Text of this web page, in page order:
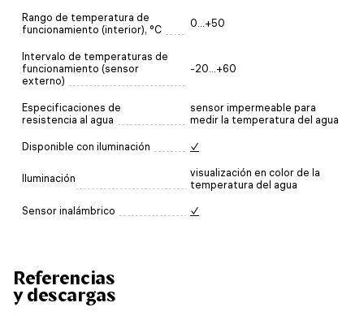
Rango de temperatura de
funcionamiento (interior), °C
0...+50
Intervalo de temperaturas de
funcionamiento (sensor
externo)
-20...+60
Especificaciones de
resistencia al agua
sensor impermeable para
medir la temperatura del agua
Disponible con iluminación ✓
Iluminación
visualización en color de la
temperatura del agua
Sensor inalámbrico ✓
Referencias
y descargas